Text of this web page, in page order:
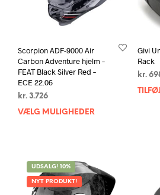
Scorpion ADF-9000 Air
Carbon Adventure hjelm –
FEAT Black Silver Red –
ECE 22.06
kr. 3.726
VÆLG MULIGHEDER
Givi
Rack
kr.
UDSALG! 10%
NYT PRODUKT!